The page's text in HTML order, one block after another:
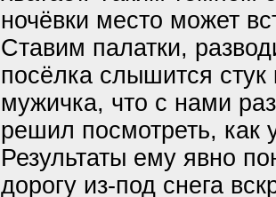
ночёвки место может
Ставим палатки,
посёлка слышится
мужичка, что с нами
решил посмотреть, как
Результаты ему явно
дорогу из-под снега